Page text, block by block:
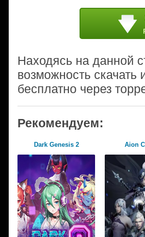
Находясь на данной
возможность
бесплатно через
Рекомендуем:
Dark Genesis 2 Aion